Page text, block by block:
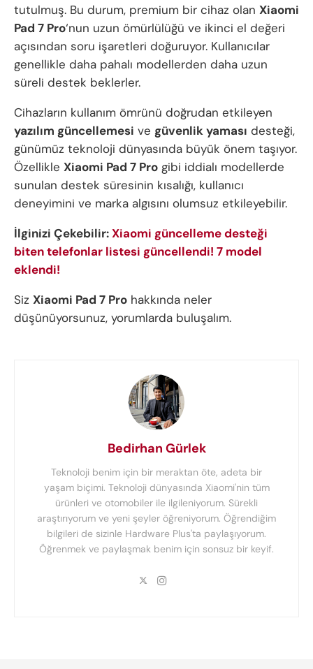
tutulmuş. Bu durum, premium bir cihaz olan Xiaomi
Pad 7 Pro‘nun uzun ömürlülüğü ve ikinci el değeri
açısından soru işaretleri doğuruyor. Kullanıcılar
genellikle daha pahalı modellerden daha uzun
süreli destek beklerler.
Cihazların kullanım ömrünü doğrudan etkileyen
yazılım güncellemesi ve güvenlik yaması desteği,
günümüz teknoloji dünyasında büyük önem taşıyor.
Özellikle Xiaomi Pad 7 Pro gibi iddialı modellerde
sunulan destek süresinin kısalığı, kullanıcı
deneyimini ve marka algısını olumsuz etkileyebilir.
İlginizi Çekebilir:Xiaomi güncelleme desteği
biten telefonlar listesi güncellendi! 7 model
eklendi!
Siz Xiaomi Pad 7 Pro hakkında neler
düşünüyorsunuz, yorumlarda buluşalım.
Bedirhan Gürlek
Teknoloji benim için bir meraktan öte, adeta bir
yaşam biçimi. Teknoloji dünyasında Xiaomi'nin tüm
ürünleri ve otomobiler ile ilgileniyorum. Sürekli
araştırıyorum ve yeni şeyler öğreniyorum. Öğrendiğim
bilgileri de sizinle Hardware Plus'ta paylaşıyorum.
Öğrenmek ve paylaşmak benim için sonsuz bir keyif.